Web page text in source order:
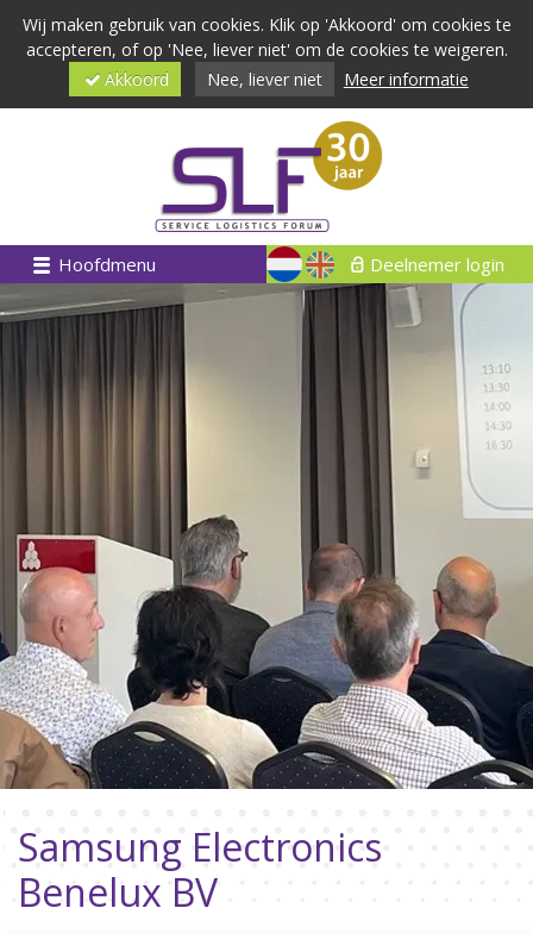
Wij maken gebruik van cookies. Klik op 'Akkoord' om cookies te
accepteren, of op 'Nee, liever niet' om de cookies te weigeren.
Akkoord
Nee, liever niet Meer informatie
Hoofdmenu Deelnemer login
Samsung Electronics
Benelux BV